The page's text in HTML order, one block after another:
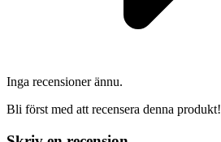
Inga recensioner ännu.
Bli först med att recensera denna produkt!